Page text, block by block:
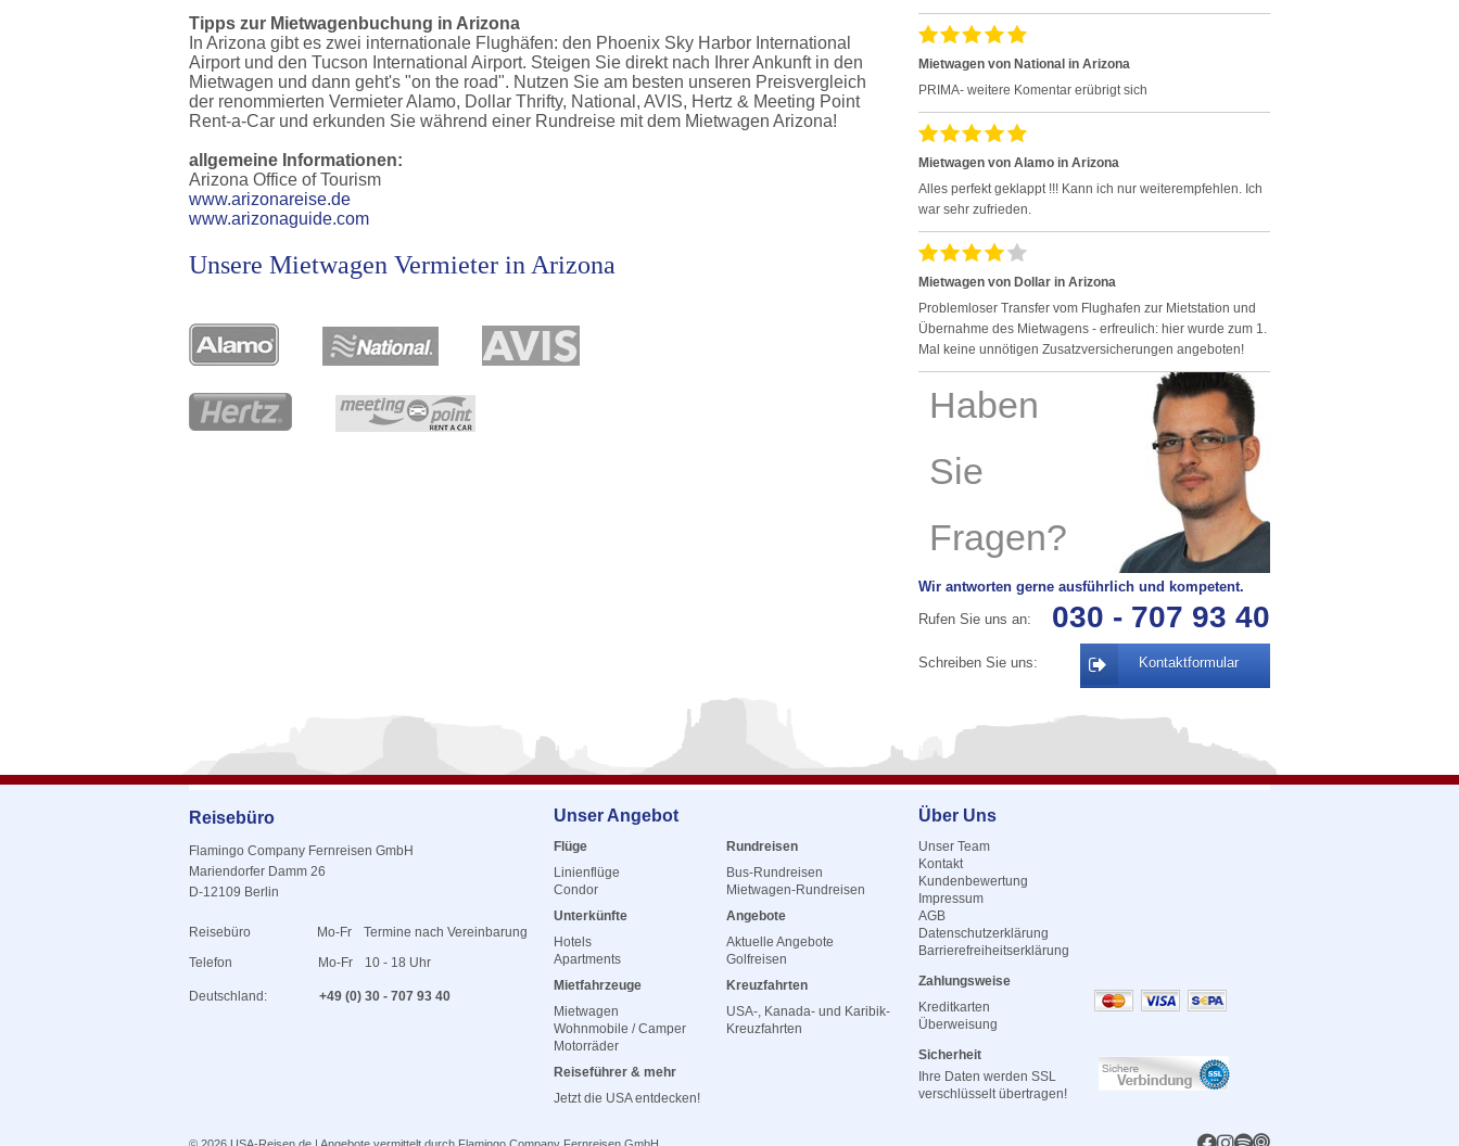
Tipps zur Mietwagenbuchung in Arizona
In Arizona gibt es zwei internationale Flughäfen: den Phoenix Sky Harbor International
Airport und den Tucson International Airport. Steigen Sie direkt nach Ihrer Ankunft in den
Mietwagen und dann geht's "on the road". Nutzen Sie am besten unseren Preisvergleich
der renommierten Vermieter Alamo, Dollar Thrifty, National, AVIS, Hertz & Meeting Point
Rent-a-Car und erkunden Sie während einer Rundreise mit dem Mietwagen Arizona!
allgemeine Informationen:
Arizona Office of Tourism
www.arizonareise.de
www.arizonaguide.com
Unsere Mietwagen Vermieter in Arizona
Mietwagen von National in Arizona
PRIMA- weitere Komentar erübrigt sich
Mietwagen von Alamo in Arizona
Alles perfekt geklappt !!! Kann ich nur weiterempfehlen. Ich
war sehr zufrieden.
Mietwagen von Dollar in Arizona
Problemloser Transfer vom Flughafen zur Mietstation und
Übernahme des Mietwagens - erfreulich: hier wurde zum 1.
Mal keine unnötigen Zusatzversicherungen angeboten!
Wir antworten gerne ausführlich und kompetent.
Rufen Sie uns an:
030 - 707 93 40
Schreiben Sie uns: Kontaktformular
Reisebüro
Flamingo Company Fernreisen GmbH
Mariendorfer Damm 26
D-12109 Berlin
Reisebüro Mo-Fr
Termine nach Vereinbarung
Telefon
Mo-Fr 10 - 18 Uhr
Deutschland: +49 (0) 30 - 707 93 40
Unser Angebot
Flüge
Linienflüge
Condor
Unterkünfte
Hotels
Apartments
Mietfahrzeuge
Mietwagen
Wohnmobile / Camper
Motorräder
Reiseführer & mehr
Jetzt die USA entdecken!
Rundreisen
Bus-Rundreisen
Mietwagen-Rundreisen
Angebote
Aktuelle Angebote
Golfreisen
Kreuzfahrten
USA-, Kanada- und Karibik-
Kreuzfahrten
Über Uns
Unser Team
Kontakt
Kundenbewertung
Impressum
AGB
Datenschutzerklärung
Barrierefreiheitserklärung
Zahlungsweise
Kreditkarten
Überweisung
Sicherheit
Ihre Daten werden SSL
verschlüsselt übertragen!
© 2026 USA-Reisen.de | Angebote vermittelt durch Flamingo Company Fernreisen GmbH